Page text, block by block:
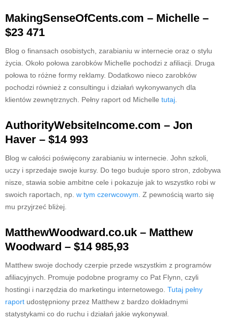
MakingSenseOfCents.com – Michelle –
$23 471
Blog o finansach osobistych, zarabianiu w internecie oraz o stylu
życia. Około połowa zarobków Michelle pochodzi z afiliacji. Druga
połowa to różne formy reklamy. Dodatkowo nieco zarobków
pochodzi również z consultingu i działań wykonywanych dla
klientów zewnętrznych. Pełny raport od Michelle tutaj
AuthorityWebsiteIncome.com – Jon
Haver – $14 993
Blog w całości poświęcony zarabianiu w internecie. John szkoli,
uczy i sprzedaje swoje kursy. Do tego buduje sporo stron, zdobywa
nisze, stawia sobie ambitne cele i pokazuje jak to wszystko robi w
swoich raportach, np. w tym czerwcowym . Z pewnością warto się
mu przyjrzeć bliżej.
MatthewWoodward.co.uk – Matthew
Woodward – $14 985,93
Matthew swoje dochody czerpie przede wszystkim z programów
afiliacyjnych. Promuje podobne programy co Pat Flynn, czyli
hostingi i narzędzia do marketingu internetowego. Tutaj pełny
raport udostępniony przez Matthew z bardzo dokładnymi
statystykami co do ruchu i działań jakie wykonywał.